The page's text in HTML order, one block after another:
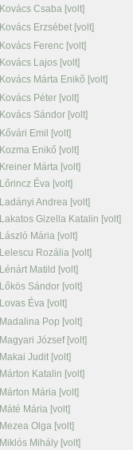
Kovács Csaba [volt]
Kovács Erzsébet [volt]
Kovács Ferenc [volt]
Kovács Lajos [volt]
Kovács Márta Enikõ [volt]
Kovács Péter [volt]
Kovács Sándor [volt]
Kővári Emil [volt]
Kozma Enikő [volt]
Kreiner Márta [volt]
Lőrincz Éva [volt]
Ladányi Andrea [volt]
Lakatos Gizella Katalin [volt]
László Mária [volt]
Lelescu Rozália [volt]
Lénárt Matild [volt]
Lőkös Sándor [volt]
Lovas Éva [volt]
Madalina Pop [volt]
Magyari József [volt]
Makai Judit [volt]
Márton Katalin [volt]
Márton Mária [volt]
Máté Mária [volt]
Mezea Olga [volt]
Miklós Mihály [volt]